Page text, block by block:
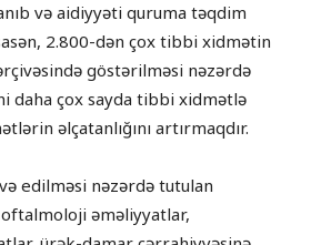
və aidiyyəti quruma təqdim
2.800-dən çox tibbi xidmətin
göstərilməsi nəzərdə
daha çox sayda tibbi xidmətlə
əlçatanlığını artırmaqdır.
edilməsi nəzərdə tutulan
oftalmoloji əməliyyatlar,